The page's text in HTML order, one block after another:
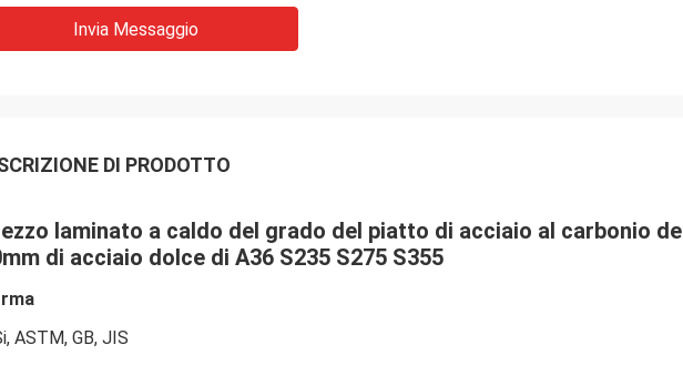
Invia Messaggio
DI PRODOTTO
laminato a caldo del grado del piatto di acciaio al carbonio
di acciaio dolce di A36 S235 S275 S355
ASTM, GB, JIS